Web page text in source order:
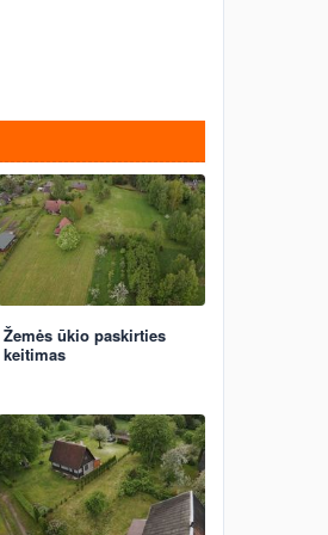
Žemės ūkio paskirties
keitimas